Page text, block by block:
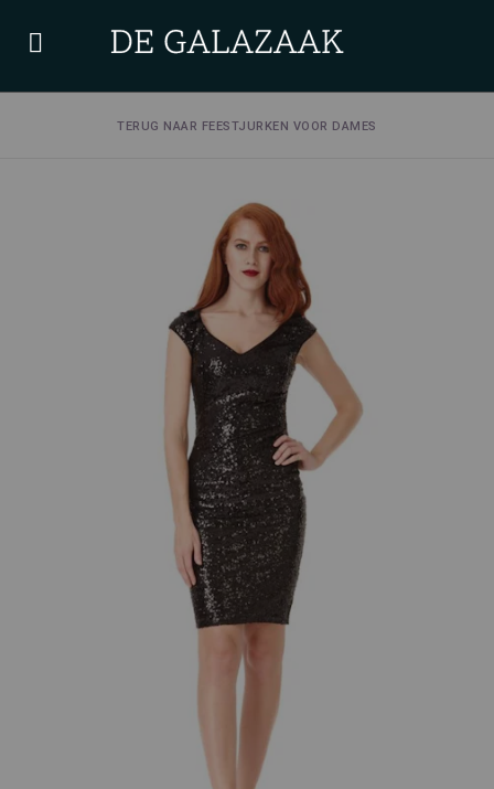
TERUG NAAR FEESTJURKEN VOOR DAMES